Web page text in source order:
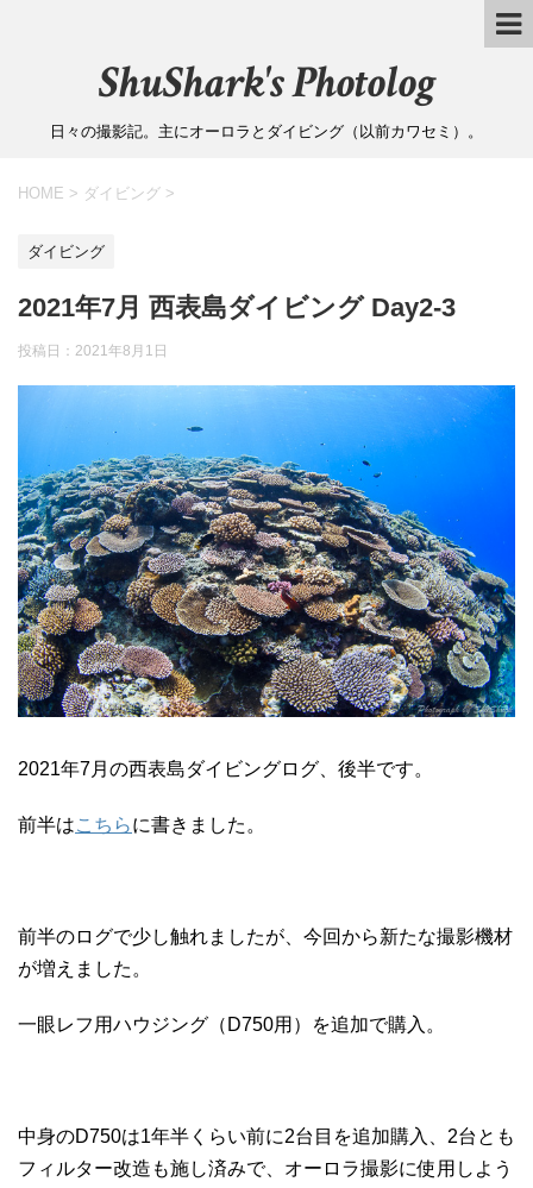
ShuShark's Photolog
日々の撮影記。主にオーロラとダイビング（以前カワセミ）。
HOME > ダイビング >
ダイビング
2021年7月 西表島ダイビング Day2-3
投稿日： 2021年8月1日
2021年7月の西表島ダイビングログ、後半です。
前半はこちらに書きました。
前半のログで少し触れましたが、今回から新たな撮影機材
が増えました。
一眼レフ用ハウジング（D750用）を追加で購入。
中身のD750は1年半くらい前に2台目を追加購入、2台とも
フィルター改造も施し済みで、オーロラ撮影に使用しよう